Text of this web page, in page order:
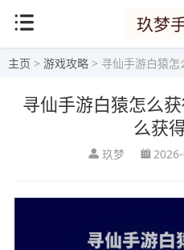
主页 > 游戏攻略 > 寻仙手游白猿
寻仙手游白猿怎么
么获
玖梦